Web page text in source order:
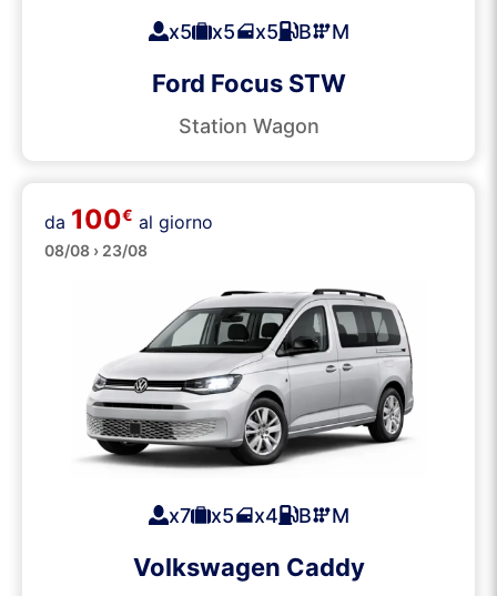
x5 x5 x5 B M
Ford Focus STW
Station Wagon
Minibus
da 100€ al giorno
08/08 › 23/08
x7 x5 x4 B M
Volkswagen Caddy